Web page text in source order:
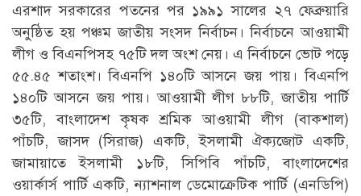
এরশাদ সরকারের পতনের পর ১৯৯১ সালের ২৭ ফেব্রুয়ারি
অনুষ্ঠিত হয় পঞ্চম জাতীয় সংসদ নির্বাচন। নির্বাচনে আওয়ামী
লীগ ও বিএনপিসহ ৭৫টি দল অংশ নেয়। এ নির্বাচনে ভোট পড়ে
৫৫.৪৫ শতাংশ। বিএনপি ১৪০টি আসনে জয় পায়। বিএনপি
১৪০টি আসনে জয় পায়। আওয়ামী লীগ ৮৮টি, জাতীয় পার্টি
৩৫টি, বাংলাদেশ কৃষক শ্রমিক আওয়ামী লীগ (বাকশাল)
পাঁচটি, জাসদ (সিরাজ) একটি, ইসলামী ঐক্যজোট একটি,
জামায়াতে ইসলামী ১৮টি, সিপিবি পাঁচটি, বাংলাদেশের
ওয়ার্কার্স পার্টি একটি, ন্যাশনাল ডেমোক্রেটিক পার্টি (এনডিপি)